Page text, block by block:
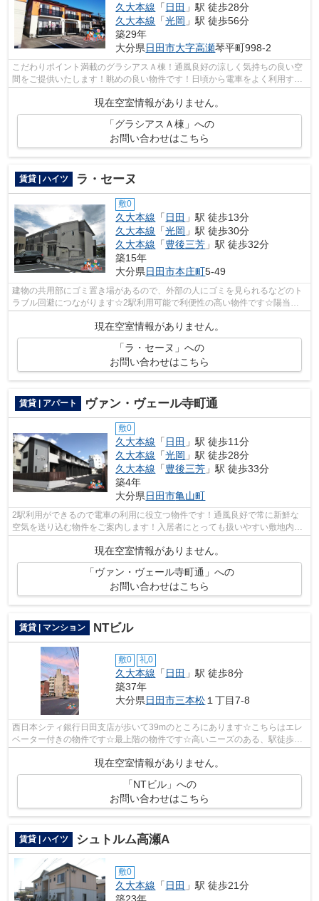
久大本線 「 日田 」駅 徒歩28分
久大本線 「光岡 」駅 徒歩56分
築29年
大分県日田市大字高瀬琴平町998-2
こだわりポイント満載のグラシアスＡ棟！通風良好の涼しく気持ちの良い空
間をご提供いたします！眺めの良い物件です！日頃から電車をよく利用する
なら2駅利用可能な物件はいかがでしょ...
現在空室情報がありません。
「グラシアスＡ棟」への
お問い合わせはこちら
賃貸 | ハイツ ラ・セーヌ
敷0
久大本線 「 日田 」駅 徒歩13分
久大本線 「光岡 」駅 徒歩30分
久大本線 「豊後三芳 」駅 徒歩32分
築15年
大分県日田市本庄町5-49
建物の共用部にゴミ置き場があるので、外部の人にゴミを見られるなどのト
ラブル回避につながります☆2駅利用可能で利便性の高い物件です☆陽当た
現在空室情報がありません。
「ラ・セーヌ」への
お問い合わせはこちら
賃貸 | アパート ヴァン・ヴェール寺町通
敷0
久大本線 「 日田 」駅 徒歩11分
久大本線 「光岡 」駅 徒歩28分
久大本線 「豊後三芳 」駅 徒歩33分
築4年
大分県日田市亀山町
2駅利用ができるので電車の利用に役立つ物件です！通風良好で常に新鮮な
空気を送り込む物件をご案内します！入居者にとっても扱いやすい敷地内ご
み置き場がついています！使い勝手の良...
現在空室情報がありません。
「ヴァン・ヴェール寺町通」への
お問い合わせはこちら
賃貸 | マンション NTビル
敷0 礼0
久大本線 「 日田 」駅 徒歩8分
築37年
大分県日田市三本松 １丁目7-8
西日本シティ銀行日田支店が歩いて39mのところにあります☆こちらはエレ
ベーター付きの物件です☆最上階の物件です☆高いニーズのある、駅徒歩8
分の物件です☆できるだけ早めに不動産情報...
現在空室情報がありません。
「NTビル」への
お問い合わせはこちら
賃貸 | ハイツ シュトルム高瀬A
敷0
久大本線 「 日田 」駅 徒歩21分